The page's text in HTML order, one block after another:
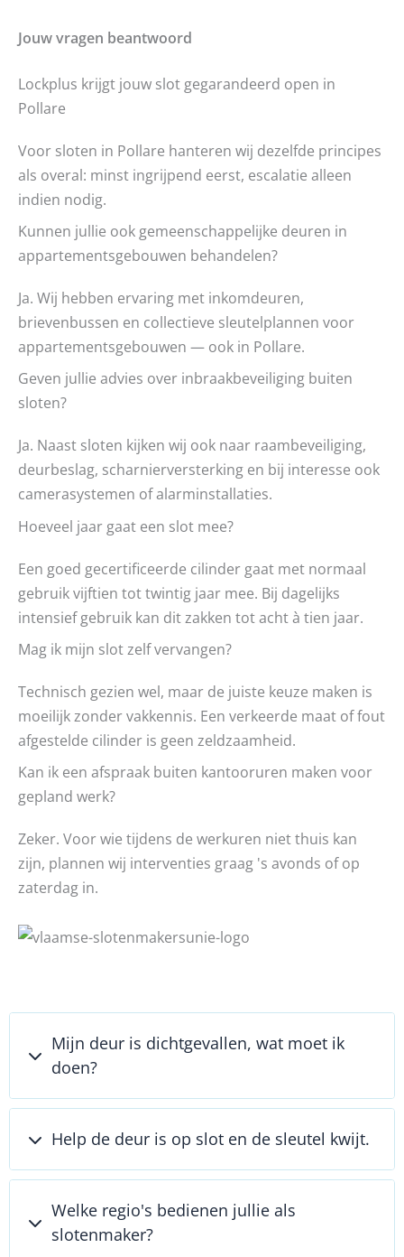
Jouw vragen beantwoord
Lockplus krijgt jouw slot gegarandeerd open in
Pollare
Voor sloten in Pollare hanteren wij dezelfde principes
als overal: minst ingrijpend eerst, escalatie alleen
indien nodig.
Kunnen jullie ook gemeenschappelijke deuren in
appartementsgebouwen behandelen?
Ja. Wij hebben ervaring met inkomdeuren,
brievenbussen en collectieve sleutelplannen voor
appartementsgebouwen — ook in Pollare.
Geven jullie advies over inbraakbeveiliging buiten
sloten?
Ja. Naast sloten kijken wij ook naar raambeveiliging,
deurbeslag, scharnierversterking en bij interesse ook
camerasystemen of alarminstallaties.
Hoeveel jaar gaat een slot mee?
Een goed gecertificeerde cilinder gaat met normaal
gebruik vijftien tot twintig jaar mee. Bij dagelijks
intensief gebruik kan dit zakken tot acht à tien jaar.
Mag ik mijn slot zelf vervangen?
Technisch gezien wel, maar de juiste keuze maken is
moeilijk zonder vakkennis. Een verkeerde maat of fout
afgestelde cilinder is geen zeldzaamheid.
Kan ik een afspraak buiten kantooruren maken voor
gepland werk?
Zeker. Voor wie tijdens de werkuren niet thuis kan
zijn, plannen wij interventies graag 's avonds of op
zaterdag in.
Mijn deur is dichtgevallen, wat moet ik
doen?
Help de deur is op slot en de sleutel kwijt.
Welke regio's bedienen jullie als
slotenmaker?